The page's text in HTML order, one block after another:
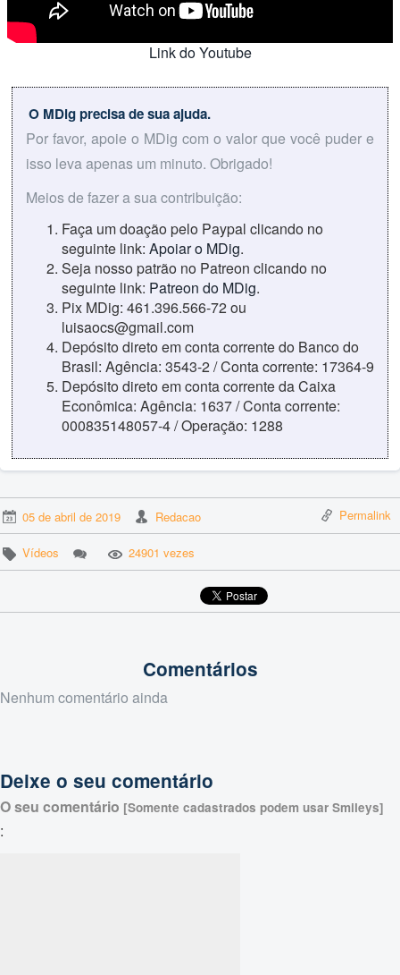
Link do Youtube
O MDig precisa de sua ajuda.
Por favor, apoie o MDig com o valor que você puder e
isso leva apenas um minuto. Obrigado!
Meios de fazer a sua contribuição:
Faça um doação pelo Paypal clicando no
seguinte link: Apoiar o MDig.
Seja nosso patrão no Patreon clicando no
seguinte link: Patreon do MDig.
Pix MDig: 461.396.566-72 ou
luisaocs@gmail.com
Depósito direto em conta corrente do Banco do
Brasil: Agência: 3543-2 / Conta corrente: 17364-9
Depósito direto em conta corrente da Caixa
Econômica: Agência: 1637 / Conta corrente:
000835148057-4 / Operação: 1288
05 de abril de 2019 Redacao Permalink
Vídeos 24901 vezes
Comentários
Nenhum comentário ainda
Deixe o seu comentário
O seu comentário [Somente cadastrados podem usar Smileys]
: